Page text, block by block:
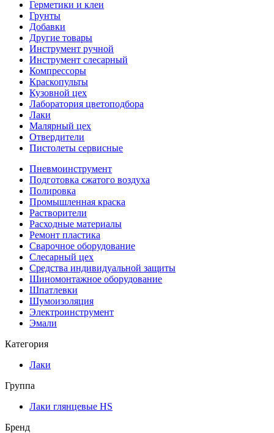
Герметики и клеи
Грунты
Добавки
Другие товары
Инструмент ручной
Инструмент слесарный
Компрессоры
Краскопульты
Кузовной цех
Лаборатория цветоподбора
Лаки
Малярный цех
Отвердители
Пистолеты сервисные
Пневмоинструмент
Подготовка сжатого воздуха
Полировка
Промышленная краска
Растворители
Расходные материалы
Ремонт пластика
Сварочное оборудование
Слесарный цех
Средства индивидуальной защиты
Шиномонтажное оборудование
Шпатлевки
Шумоизоляция
Электроинструмент
Эмали
Категория
Лаки
Группа
Лаки глянцевые HS
Бренд